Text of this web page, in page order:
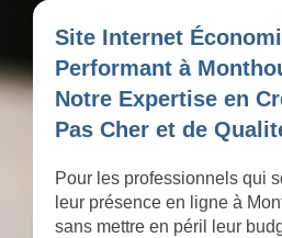
Site Internet
Performant à
Notre Expertise en
Pas Cher et de
Pour les professionnels qui
leur présence en ligne à
sans mettre en péril leur